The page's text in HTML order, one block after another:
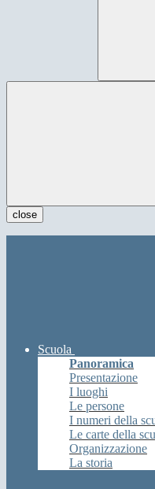
close
Scuola
Panoramica
Presentazione
I luoghi
Le persone
I numeri della
Le carte della
Organizzazione
La storia